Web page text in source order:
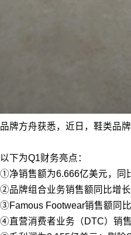
品牌方舟获悉，近日，鞋类品
以下为Q1财务亮点：
①净销售额为6.666亿美元，同
②品牌组合业务销售额同比增
③Famous Footwear销售额同
④直营消费者业务（DTC）销